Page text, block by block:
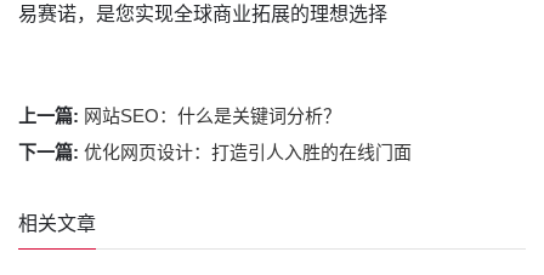
易赛诺，是您实现全球商业拓展的理想选择
上一篇: 网站SEO：什么是关键词分析？
下一篇: 优化网页设计：打造引人入胜的在线门面
相关文章